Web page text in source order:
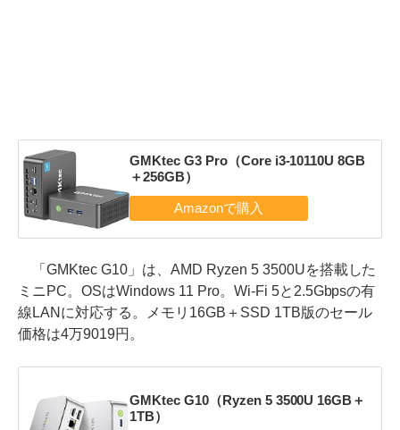
GMKtec G3 Pro（Core i3-10110U 8GB
＋256GB）
「GMKtec G10」は、AMD Ryzen 5 3500Uを搭載した
ミニPC。OSはWindows 11 Pro。Wi-Fi 5と2.5Gbpsの有
線LANに対応する。メモリ16GB＋SSD 1TB版のセール
価格は4万9019円。
GMKtec G10（Ryzen 5 3500U 16GB＋
1TB）